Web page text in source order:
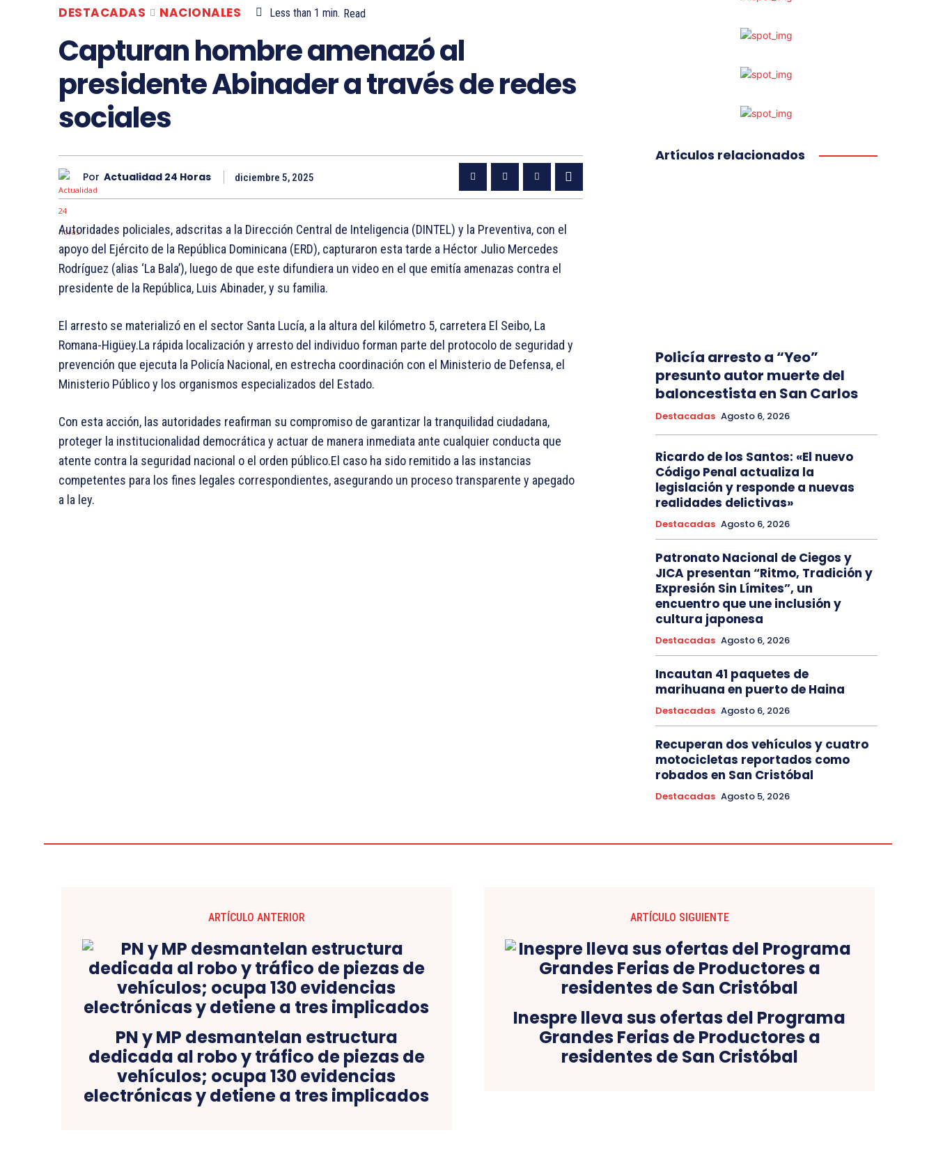
DESTACADAS NACIONALES Less than 1 min. Read
Capturan hombre amenazó al
presidente Abinader a través de redes
sociales
Por Actualidad 24 Horas diciembre 5, 2025
Autoridades policiales, adscritas a la Dirección Central de Inteligencia (DINTEL) y la Preventiva, con el
apoyo del Ejército de la República Dominicana (ERD), capturaron esta tarde a Héctor Julio Mercedes
Rodríguez (alias ‘La Bala’), luego de que este difundiera un video en el que emitía amenazas contra el
presidente de la República, Luis Abinader, y su familia.
El arresto se materializó en el sector Santa Lucía, a la altura del kilómetro 5, carretera El Seibo, La
Romana-Higüey.La rápida localización y arresto del individuo forman parte del protocolo de seguridad y
prevención que ejecuta la Policía Nacional, en estrecha coordinación con el Ministerio de Defensa, el
Ministerio Público y los organismos especializados del Estado.
Con esta acción, las autoridades reafirman su compromiso de garantizar la tranquilidad ciudadana,
proteger la institucionalidad democrática y actuar de manera inmediata ante cualquier conducta que
atente contra la seguridad nacional o el orden público.El caso ha sido remitido a las instancias
competentes para los fines legales correspondientes, asegurando un proceso transparente y apegado
a la ley.
Artículos relacionados
Policía arresto a “Yeo”
presunto autor muerte del
baloncestista en San Carlos
Destacadas Agosto 6, 2026
Ricardo de los Santos: «El nuevo
Código Penal actualiza la
legislación y responde a nuevas
realidades delictivas»
Destacadas Agosto 6, 2026
Patronato Nacional de Ciegos y
JICA presentan “Ritmo, Tradición y
Expresión Sin Límites”, un
encuentro que une inclusión y
cultura japonesa
Destacadas Agosto 6, 2026
Incautan 41 paquetes de
marihuana en puerto de Haina
Destacadas Agosto 6, 2026
Recuperan dos vehículos y cuatro
motocicletas reportados como
robados en San Cristóbal
Destacadas Agosto 5, 2026
ARTÍCULO ANTERIOR
PN y MP desmantelan estructura
dedicada al robo y tráfico de piezas de
vehículos; ocupa 130 evidencias
electrónicas y detiene a tres implicados
ARTÍCULO SIGUIENTE
Inespre lleva sus ofertas del Programa
Grandes Ferias de Productores a
residentes de San Cristóbal